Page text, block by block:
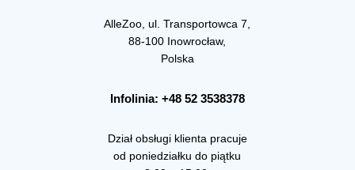
AlleZoo, ul. Transportowca 7,
88-100 Inowrocław,
Polska
Infolinia: +48 52 3538378
Dział obsługi klienta pracuje
od poniedziałku do piątku